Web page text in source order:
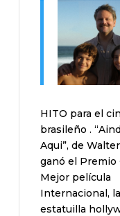
HITO para el
brasileño .
Aqui”, de
ganó el Premio
Mejor película
Internacional,
estatuilla